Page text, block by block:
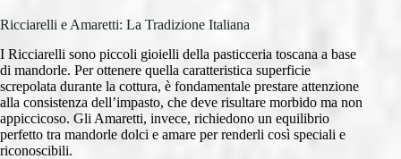
Ricciarelli e Amaretti: La Tradizione Italiana
I Ricciarelli sono piccoli gioielli della pasticceria toscana a base
di mandorle. Per ottenere quella caratteristica superficie
screpolata durante la cottura, è fondamentale prestare attenzione
alla consistenza dell’impasto, che deve risultare morbido ma non
appiccicoso. Gli Amaretti, invece, richiedono un equilibrio
perfetto tra mandorle dolci e amare per renderli così speciali e
riconoscibili.